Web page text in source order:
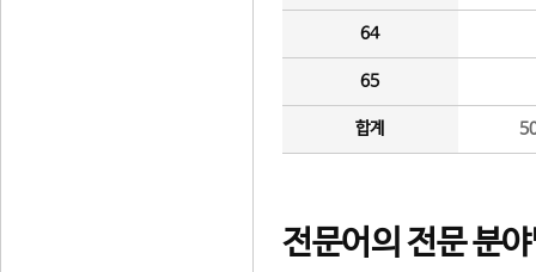
64
65
합계
전문어의 전문 분